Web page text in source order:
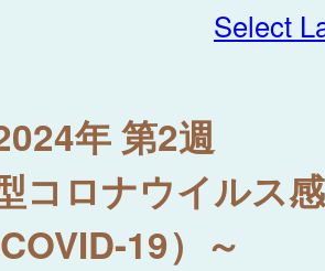
Select
年 第2週
コロナウイルス
COVID-19）～